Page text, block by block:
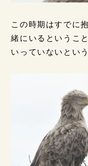
この時期はすでに
緒にいるというこ
いっていないとい